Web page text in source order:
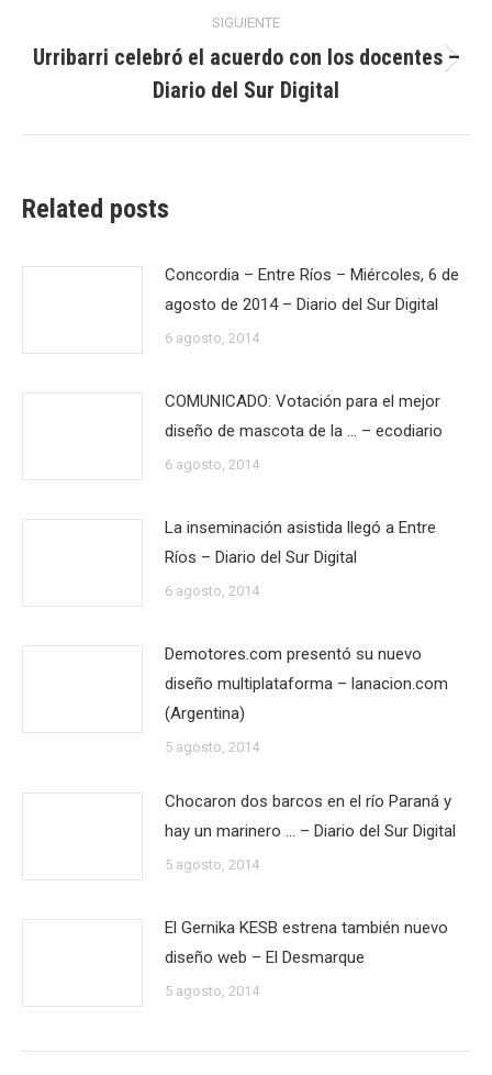
SIGUIENTE
Publicación
siguiente:
Urribarri celebró el acuerdo con los docentes –
Diario del Sur Digital
Related posts
Concordia – Entre Ríos – Miércoles, 6 de
agosto de 2014 – Diario del Sur Digital
6 agosto, 2014
COMUNICADO: Votación para el mejor
diseño de mascota de la … – ecodiario
6 agosto, 2014
La inseminación asistida llegó a Entre
Ríos – Diario del Sur Digital
6 agosto, 2014
Demotores.com presentó su nuevo
diseño multiplataforma – lanacion.com
(Argentina)
5 agosto, 2014
Chocaron dos barcos en el río Paraná y
hay un marinero … – Diario del Sur Digital
5 agosto, 2014
El Gernika KESB estrena también nuevo
diseño web – El Desmarque
5 agosto, 2014